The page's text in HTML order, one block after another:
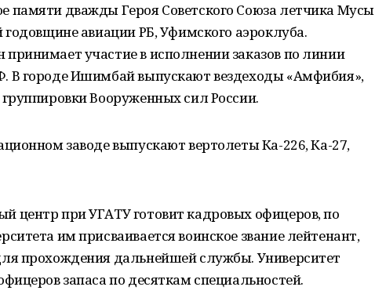
памяти дважды Героя Советского Союза летчика Мусы
годовщине авиации РБ, Уфимского аэроклуба.
участие в исполнении заказов по линии
В городе Ишимбай выпускают вездеходы «Амфибия»,
Вооруженных сил России.
заводе выпускают вертолеты Ка-226, Ка-27,
центр при УГАТУ готовит кадровых офицеров, по
им присваивается воинское звание лейтенант,
прохождения дальнейшей службы. Университет
запаса по десяткам специальностей.